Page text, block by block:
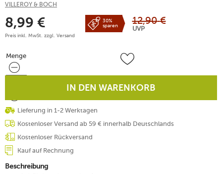
VILLEROY & BOCH
8,99 €
Preis inkl. MwSt. zzgl. Versand
30%
sparen
12,90 €
UVP
Menge
Menge
IN DEN WARENKORB
Lieferung in 1-2 Werktagen
Kostenloser Versand ab 59 € innerhalb Deutschlands
Kostenloser Rückversand
Kauf auf Rechnung
Beschreibung